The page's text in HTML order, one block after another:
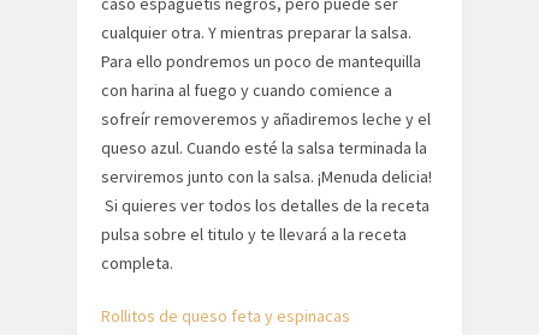
cualquier otra. Y mientras preparar la salsa.
Para ello pondremos un poco de mantequilla
con harina al fuego y cuando comience a
sofreír removeremos y añadiremos leche y el
queso azul. Cuando esté la salsa terminada la
serviremos junto con la salsa. ¡Menuda delicia!
Si quieres ver todos los detalles de la receta
pulsa sobre el titulo y te llevará a la receta
completa.
Rollitos de queso feta y espinacas